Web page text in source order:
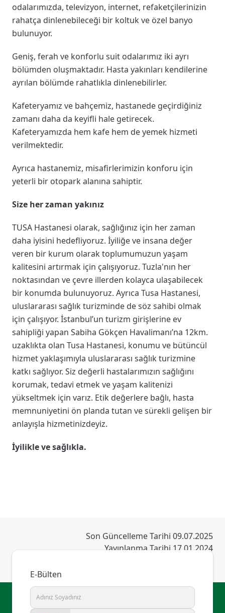
odalarımızda, televizyon, internet, refaketçilerinizin
rahatça dinlenebileceği bir koltuk ve özel banyo
bulunuyor.
Geniş, ferah ve konforlu suit odalarımız iki ayrı
bölümden oluşmaktadır. Hasta yakınları kendilerine
ayrılan bölümde rahatlıkla dinlenebilirler.
Kafeteryamız ve bahçemiz, hastanede geçirdiğiniz
zamanı daha da keyifli hale getirecek.
Kafeteryamızda hem kafe hem de yemek hizmeti
verilmektedir.
Ayrıca hastanemiz, misafirlerimizin konforu için
yeterli bir otopark alanına sahiptir.
Size her zaman yakınız
TUSA Hastanesi olarak, sağlığınız için her zaman
daha iyisini hedefliyoruz. İyiliğe ve insana değer
veren bir kurum olarak toplumumuzun yaşam
kalitesini artırmak için çalışıyoruz. Tuzla'nın her
noktasından ve çevre illerden kolayca ulaşabilecek
bir konumda bulunuyoruz. Ayrıca Tusa Hastanesi,
uluslararası sağlık turizminde de söz sahibi olmak
için çalışıyor. İstanbul’un turizm girişlerine ev
sahipliği yapan Sabiha Gökçen Havalimanı’na 12km.
uzaklıkta olan Tusa Hastanesi, konumu ve bütüncül
hizmet yaklaşımıyla uluslararası sağlık turizmine
katkı sağlıyor. Siz değerli hastalarımızın sağlığını
korumak, tedavi etmek ve yaşam kalitenizi
yükseltmek için varız. Etik değerlere bağlı, hasta
memnuniyetini ön planda tutan ve sürekli gelişen bir
anlayışla hizmetinizdeyiz.
İyilikle ve sağlıkla.
Son Güncelleme Tarihi 09.07.2025
Yayınlanma Tarihi 17.01.2024
E-Bülten